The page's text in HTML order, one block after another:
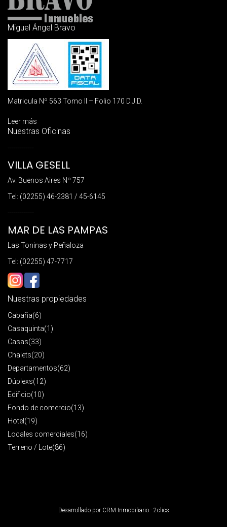
Miguel Ángel Bravo
Matricula Nº 563 Tomo II – Folio 170 D.J.D.
Leer más
Nuestras Oficinas
-------------
VILLA GESELL
Av. Buenos Aires Nº 757
Tel: (02255) 46-2381 / 45-6145
-------------
MAR DE LAS PAMPAS
Las Toninas y Peñaloza
Tel: (02255) 47-7717
Nuestras propiedades
Cabaña(6)
Casaquinta(1)
Casas(33)
Chalets(20)
Departamentos(62)
Dúplexs(12)
Edificio(10)
Fondo de comercio(13)
Hotel (19)
Locales comerciales(16)
Terreno / Lote(86)
Desarrollado por CRM Inmobiliario - 2clics